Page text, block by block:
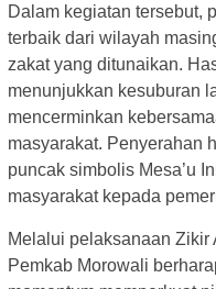
Dalam kegiatan tersebut,
terbaik dari wilayah
zakat yang ditunaikan.
menunjukkan kesuburan
mencerminkan
masyarakat. Penyerahan
puncak simbolis Mesa’u
masyarakat kepada
Melalui pelaksanaan Zikir
Pemkab Morowali